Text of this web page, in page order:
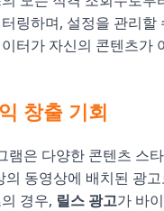
링하며, 설정을 관리
터가 자신의 콘텐츠가
창출 기회
램은 다양한 콘텐츠 스
의 동영상에 배치된 광
경우, 릴스 광고가 바